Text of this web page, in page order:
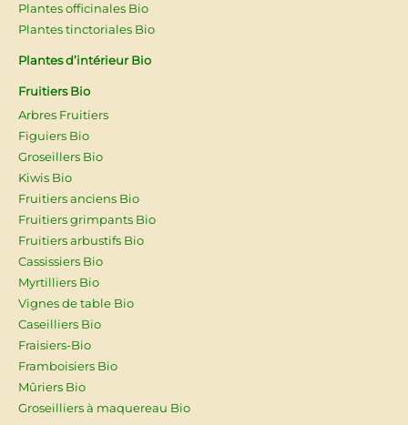
Plantes officinales Bio
Plantes tinctoriales Bio
Plantes d’intérieur Bio
Fruitiers Bio
Arbres Fruitiers
Figuiers Bio
Groseillers Bio
Kiwis Bio
Fruitiers anciens Bio
Fruitiers grimpants Bio
Fruitiers arbustifs Bio
Cassissiers Bio
Myrtilliers Bio
Vignes de table Bio
Caseilliers Bio
Fraisiers-Bio
Framboisiers Bio
Mûriers Bio
Groseilliers à maquereau Bio